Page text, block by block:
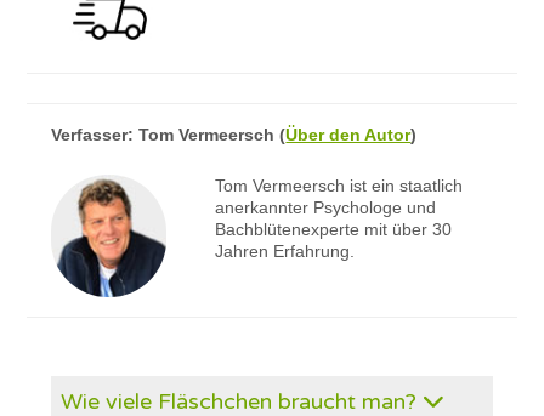
Verfasser:Tom Vermeersch (Über den Autor)
Tom Vermeersch ist ein staatlich
anerkannter Psychologe und
Bachblütenexperte mit über 30
Jahren Erfahrung.
Wie viele Fläschchen braucht man?